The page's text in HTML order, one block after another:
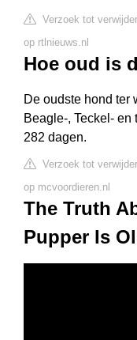
Verzoek tot
op rtlnieuws.nl
Hoe oud is
De oudste hond ter
Beagle-, Teckel-
282 dagen.
Verzoek tot
op mcvoordieren.nl
The Truth
Pupper Is